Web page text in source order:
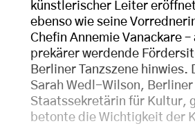
künstlerischer Leiter
ebenso wie seine
Chefin Annemie Vanackare –
prekärer werdende
Berliner Tanzszene hinwies.
Sarah Wedl-Wilson, Berliner
Staatssekretärin für Kultur,
betonte die Wichtigkeit der